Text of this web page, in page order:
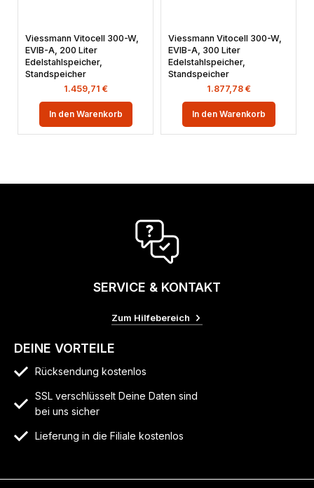
Viessmann Vitocell 300-W,
EVIB-A, 200 Liter
Edelstahlspeicher,
Standspeicher
1.459,71 €
In den Warenkorb
Viessmann Vitocell 300-W,
EVIB-A, 300 Liter
Edelstahlspeicher,
Standspeicher
1.877,78 €
In den Warenkorb
SERVICE & KONTAKT
Zum Hilfebereich
DEINE VORTEILE
Rücksendung kostenlos
SSL verschlüsselt Deine Daten sind
bei uns sicher
Lieferung in die Filiale kostenlos